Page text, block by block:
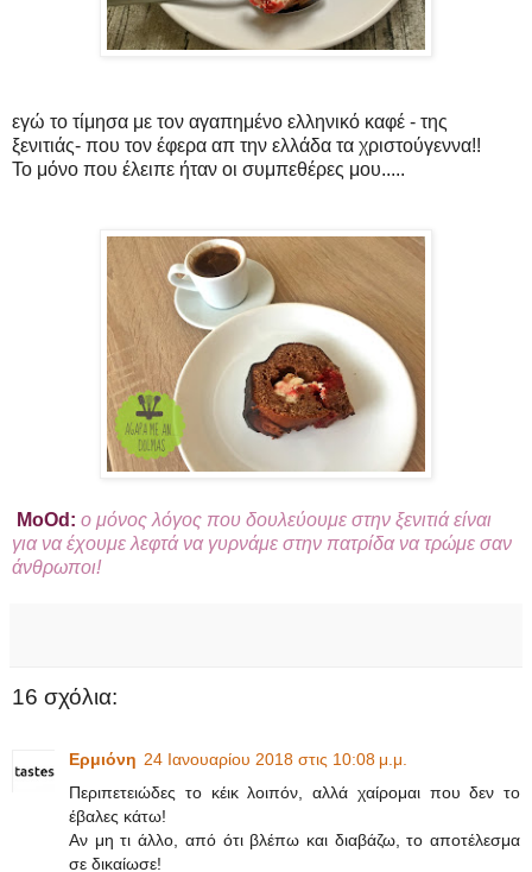
εγώ το τίμησα με τον αγαπημένο ελληνικό καφέ - της
ξενιτιάς- που τον έφερα απ την ελλάδα τα χριστούγεννα!!
Το μόνο που έλειπε ήταν οι συμπεθέρες μου.....
ΜοΟd: ο μόνος λόγος που δουλεύουμε στην ξενιτιά είναι
για να έχουμε λεφτά να γυρνάμε στην πατρίδα να τρώμε σαν
άνθρωποι!
16 σχόλια:
Ερμιόνη 24 Ιανουαρίου 2018 στις 10:08 μ.μ.
Περιπετειώδες το κέικ λοιπόν, αλλά χαίρομαι που δεν το
έβαλες κάτω!
Αν μη τι άλλο, από ότι βλέπω και διαβάζω, το αποτέλεσμα
σε δικαίωσε!